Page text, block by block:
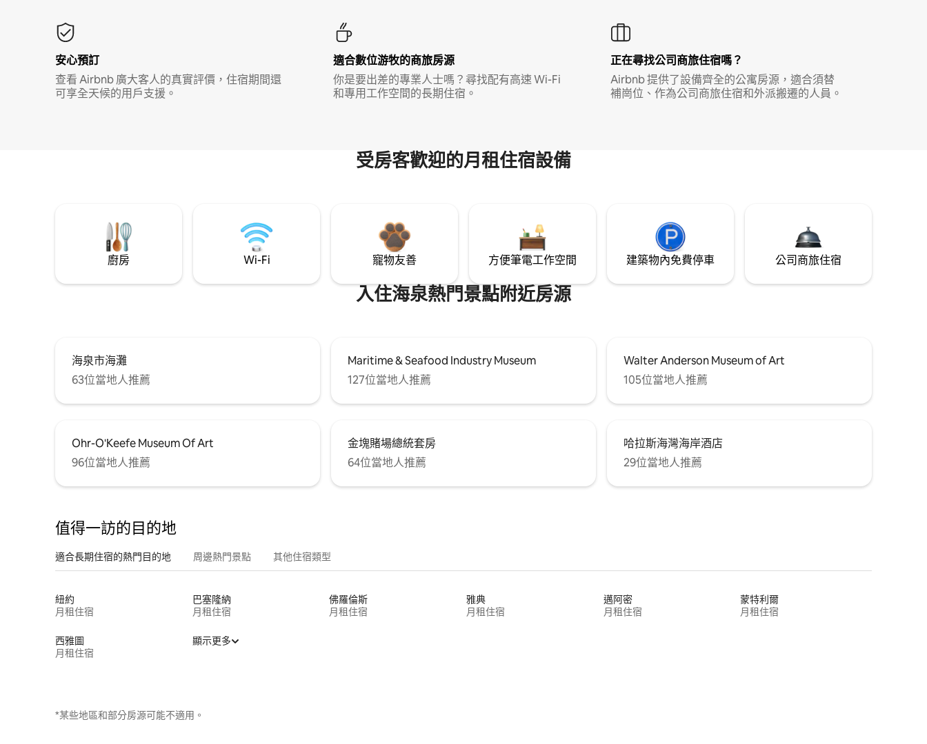
安心預訂
查看 Airbnb 廣大客人的真實評價，住宿期間還
可享全天候的用戶支援。
適合數位游牧的商旅房源
你是要出差的專業人士嗎？尋找配有高速 Wi-Fi
和專用工作空間的長期住宿。
正在尋找公司商旅住宿嗎？
Airbnb 提供了設備齊全的公寓房源，適合須替
補崗位、作為公司商旅住宿和外派搬遷的人員。
受房客歡迎的月租住宿設備
廚房 Wi-Fi 寵物友善 方便筆電工作空間 建築物內免費停車 公司商旅住宿
入住海泉熱門景點附近房源
海泉市海灘
63位當地人推薦
Maritime & Seafood Industry Museum
127位當地人推薦
Walter Anderson Museum of Art
105位當地人推薦
Ohr-O'Keefe Museum Of Art
96位當地人推薦
金塊賭場總統套房
64位當地人推薦
哈拉斯海灣海岸酒店
29位當地人推薦
值得一訪的目的地
適合長期住宿的熱門目的地 周邊熱門景點 其他住宿類型
紐約
月租住宿
巴塞隆納
月租住宿
佛羅倫斯
月租住宿
雅典
月租住宿
邁阿密
月租住宿
蒙特利爾
月租住宿
西雅圖
月租住宿
顯示更多
*某些地區和部分房源可能不適用。